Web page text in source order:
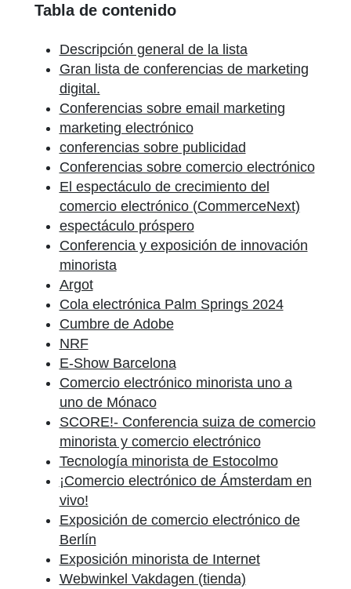
Tabla de contenido
Descripción general de la lista
Gran lista de conferencias de marketing
digital.
Conferencias sobre email marketing
marketing electrónico
conferencias sobre publicidad
Conferencias sobre comercio electrónico
El espectáculo de crecimiento del
comercio electrónico (CommerceNext)
espectáculo próspero
Conferencia y exposición de innovación
minorista
Argot
Cola electrónica Palm Springs 2024
Cumbre de Adobe
NRF
E-Show Barcelona
Comercio electrónico minorista uno a
uno de Mónaco
SCORE!- Conferencia suiza de comercio
minorista y comercio electrónico
Tecnología minorista de Estocolmo
¡Comercio electrónico de Ámsterdam en
vivo!
Exposición de comercio electrónico de
Berlín
Exposición minorista de Internet
Webwinkel Vakdagen (tienda)